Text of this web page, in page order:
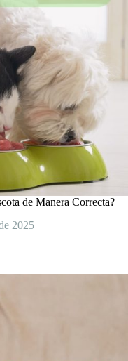
de Manera Correcta?
2025